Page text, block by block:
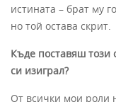
истината – брат му
но той остава скрит.
Къде поставяш този
си изиграл?
От всички мои роли